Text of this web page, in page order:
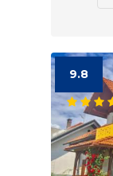
9.8